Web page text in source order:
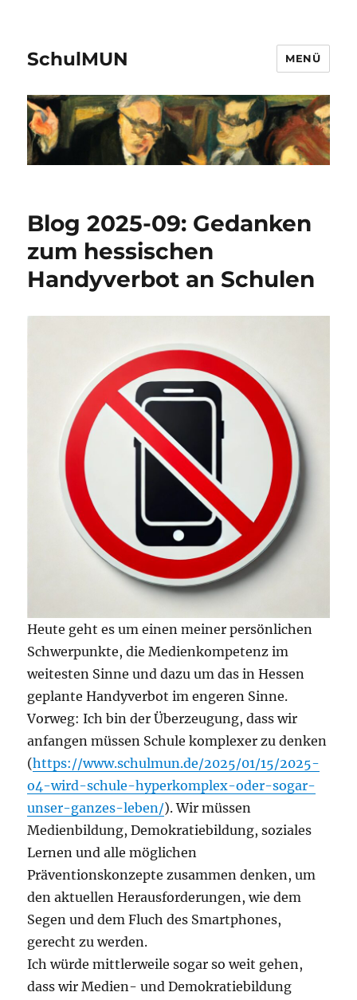
SchulMUN MENÜ
Blog 2025-09: Gedanken
zum hessischen
Handyverbot an Schulen
Heute geht es um einen meiner persönlichen
Schwerpunkte, die Medienkompetenz im
weitesten Sinne und dazu um das in Hessen
geplante Handyverbot im engeren Sinne.
Vorweg: Ich bin der Überzeugung, dass wir
anfangen müssen Schule komplexer zu denken
(https://www.schulmun.de/2025/01/15/2025-
o4-wird-schule-hyperkomplex-oder-sogar-
unser-ganzes-leben/). Wir müssen
Medienbildung, Demokratiebildung, soziales
Lernen und alle möglichen
Präventionskonzepte zusammen denken, um
den aktuellen Herausforderungen, wie dem
Segen und dem Fluch des Smartphones,
gerecht zu werden.
Ich würde mittlerweile sogar so weit gehen,
dass wir Medien- und Demokratiebildung